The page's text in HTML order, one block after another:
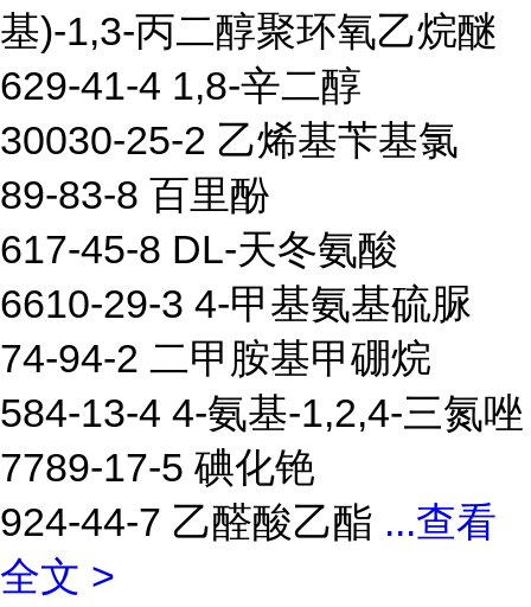
基)-1,3-丙二醇聚环氧乙烷醚
629-41-4 1,8-辛二醇
30030-25-2 乙烯基苄基氯
89-83-8 百里酚
617-45-8 DL-天冬氨酸
6610-29-3 4-甲基氨基硫脲
74-94-2 二甲胺基甲硼烷
584-13-4 4-氨基-1,2,4-三氮唑
7789-17-5 碘化铯
924-44-7 乙醛酸乙酯 ...查看
全文 >